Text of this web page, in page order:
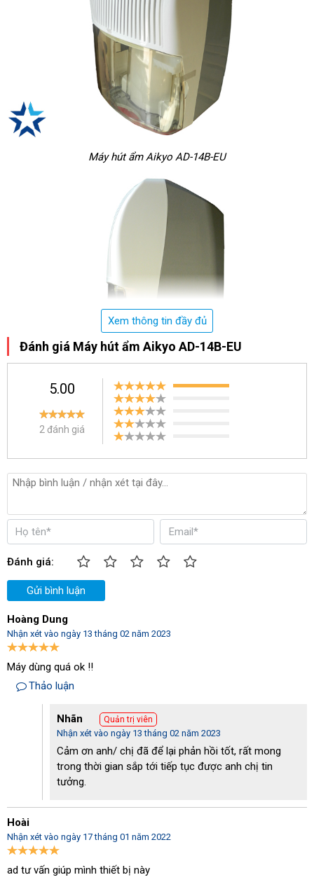
Máy hút ẩm Aikyo AD-14B-EU
Mặt bên
Xem thông tin đầy đủ
Đánh giá Máy hút ẩm Aikyo AD-14B-EU
5.00
2 đánh giá
Đánh giá:
Gửi bình luận
Hoàng Dung
Nhận xét vào ngày 13 tháng 02 năm 2023
Máy dùng quá ok !!
Thảo luận
Nhãn Quản trị viên
Nhận xét vào ngày 13 tháng 02 năm 2023
Cảm ơn anh/ chị đã để lại phản hồi tốt, rất mong
trong thời gian sắp tới tiếp tục được anh chị tin
tưởng.
Hoài
Nhận xét vào ngày 17 tháng 01 năm 2022
ad tư vấn giúp mình thiết bị này